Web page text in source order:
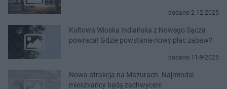
dodano 2-12-2025
Kultowa Wioska Indiańska z Nowego Sącza
powraca! Gdzie powstanie nowy plac zabaw?
dodano 11-9-2025
Nowa atrakcja na Mazurach. Najmłodsi
mieszkańcy będą zachwyceni